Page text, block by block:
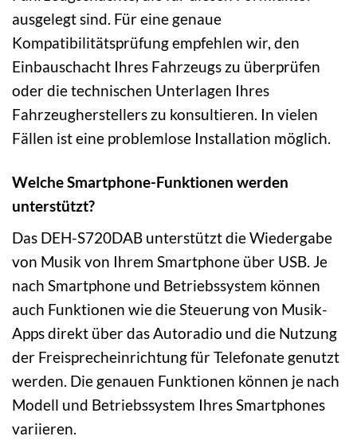
ausgelegt sind. Für eine genaue
Kompatibilitätsprüfung empfehlen wir, den
Einbauschacht Ihres Fahrzeugs zu überprüfen
oder die technischen Unterlagen Ihres
Fahrzeugherstellers zu konsultieren. In vielen
Fällen ist eine problemlose Installation möglich.
Welche Smartphone-Funktionen werden
unterstützt?
Das DEH-S720DAB unterstützt die Wiedergabe
von Musik von Ihrem Smartphone über USB. Je
nach Smartphone und Betriebssystem können
auch Funktionen wie die Steuerung von Musik-
Apps direkt über das Autoradio und die Nutzung
der Freisprecheinrichtung für Telefonate genutzt
werden. Die genauen Funktionen können je nach
Modell und Betriebssystem Ihres Smartphones
variieren.